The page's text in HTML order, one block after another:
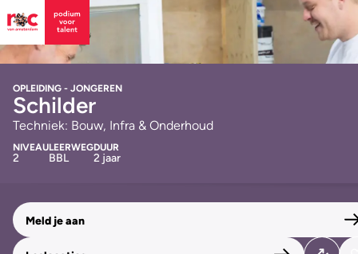
OPLEIDING - JONGEREN
Schilder
Techniek: Bouw, Infra & Onderhoud
NIVEAU
2
LEERWEG
BBL
DUUR
2 jaar
Meld je aan